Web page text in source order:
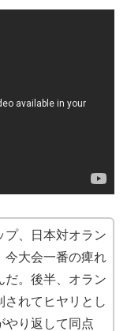
プ、日本対オラン
今大会一番の痺れ
だ。後半、オラン
されてヒヤリとし
やり返して同点